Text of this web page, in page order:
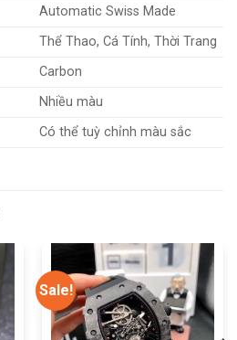
Automatic Swiss Made
Thể Thao, Cá Tính, Thời Trang
Carbon
Nhiều màu
Có thể tuỳ chỉnh màu sắc
Sale!